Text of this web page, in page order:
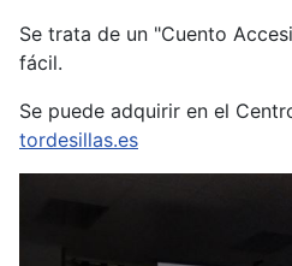
Se trata de un "Cuento
fácil.
Se puede adquirir en el
tordesillas.es